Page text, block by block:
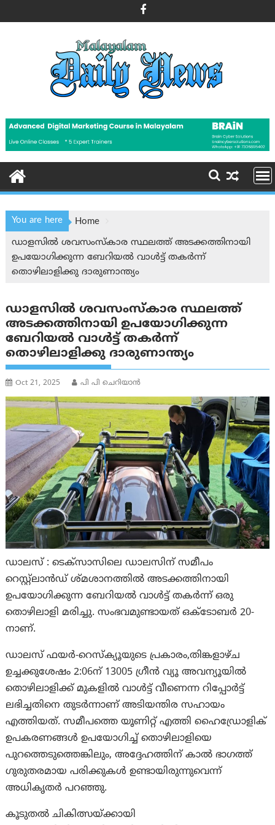
to
You are here
Home
ഡാളസില്‍ ശവസംസ്‌കാര സ്ഥലത്ത് അടക്കത്തിനായി
ഉപയോഗിക്കുന്ന ബേറിയല്‍ വാള്‍ട്ട് തകര്‍ന്ന്
തൊഴിലാളിക്കു ദാരുണാന്ത്യം
ഡാളസില്‍ ശവസംസ്‌കാര സ്ഥലത്ത്
അടക്കത്തിനായി ഉപയോഗിക്കുന്ന
ബേറിയല്‍ വാള്‍ട്ട് തകര്‍ന്ന്
തൊഴിലാളിക്കു ദാരുണാന്ത്യം
Oct 21, 2025 പി പി ചെറിയാൻ
ഡാലസ് : ടെക്സാസിലെ ഡാലസിന് സമീപം
റെസ്റ്റ്ലാൻഡ് ശ്മശാനത്തില്‍ അടക്കത്തിനായി
ഉപയോഗിക്കുന്ന ബേറിയല്‍ വാള്‍ട്ട് തകര്‍ന്ന് ഒരു
തൊഴിലാളി മരിച്ചു. സംഭവമുണ്ടായത് ഒക്ടോബര്‍ 20-
നാണ്.
ഡാലസ് ഫയര്‍-റെസ്ക്യൂയുടെ പ്രകാരം,തിങ്കളാഴ്ച
ഉച്ചക്കുശേഷം 2:06ന് 13005 ഗ്രീൻ വ്യൂ അവന്യൂയില്‍
തൊഴിലാളിക്ക് മുകളില്‍ വാള്‍ട്ട് വീണെന്ന റിപ്പോര്‍ട്ട്
ലഭിച്ചതിനെ തുടര്‍ന്നാണ് അടിയന്തിര സഹായം
എത്തിയത്. സമീപത്തെ യൂണിറ്റ് എത്തി ഹൈഡ്രോളിക്
ഉപകരണങ്ങള്‍ ഉപയോഗിച്ച് തൊഴിലാളിയെ
പുറത്തെടുത്തെങ്കിലും, അദ്ദേഹത്തിന് കാല്‍ ഭാഗത്ത്
ഗുരുതരമായ പരിക്കുകള്‍ ഉണ്ടായിരുന്നുവെന്ന്
അധികൃതര്‍ പറഞ്ഞു.
കൂടുതല്‍ ചികിത്സയ്ക്കായി